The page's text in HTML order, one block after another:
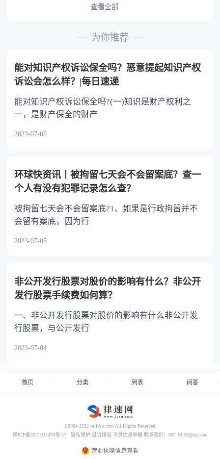
或者与被继承人共同生活的继承人，分配遗产
的继承人，不尽扶养义务的，分配遗产时，应当
查看全部
为你推荐
能对知识产权诉讼保全吗？恶意提起知识产权
诉讼会怎么样？|每日速递
能对知识产权诉讼保全吗?(一)知识是财产权利之
一，是财产保全的财产
2023-07-05
环球快资讯丨被拘留七天会不会留案底？查一
个人有没有犯罪记录怎么查？
被拘留七天会不会留案底?1、如果是行政拘留并不
会留有案底，因为行
2023-07-05
非公开发行股票对股价的影响有什么？非公开
发行股票手续费如何算？
一、非公开发行股票对股价的影响有什么非公开发
行股票，与公开发行
2023-07-04
首页 分类 列表 问答
©2004-2022 m.lvsu.com All Rights Reserved.
豫ICP备2021032478号-37
隐私保护 投诉建议 不良信息举报 联系我们：897 18 09@qq.com